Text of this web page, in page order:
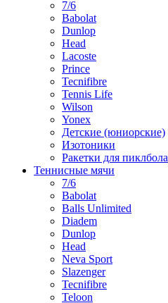
7/6
Babolat
Dunlop
Head
Lacoste
Prince
Tecnifibre
Tennis Life
Wilson
Yonex
Детские (юниорские)
Изотоники
Ракетки для пиклбола
Теннисные мячи
7/6
Babolat
Balls Unlimited
Diadem
Dunlop
Head
Neva Sport
Slazenger
Tecnifibre
Teloon